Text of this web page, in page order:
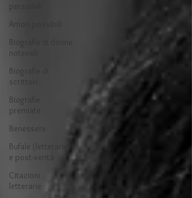
personali
Amori possibili
Biografie di donne
notevoli
Biografie di
scrittori
Biografie
premiate
Benessere
Bufale (letterarie)
e post-verità
Citazioni
letterarie